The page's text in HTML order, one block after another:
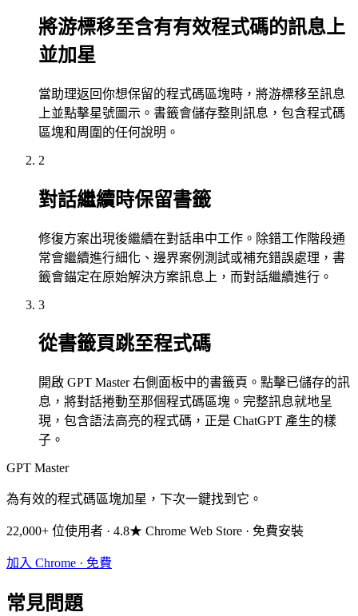
將游標移至含有有效程式碼的訊息上
並加星
當助理返回你想保留的程式碼區塊時，將游標移至訊息
上並點擊星號圖示。書籤會儲存整則訊息，包含程式碼
區塊和周圍的任何說明。
2
對話繼續時保留書籤
修復方案出現後繼續在對話串中工作。除錯工作階段通
常會繼續進行細化、邊界案例測試或補充錯誤處理，書
籤會錨定在原始解決方案訊息上，而對話繼續進行。
3
從書籤頁跳至程式碼
開啟 GPT Master 右側面板中的書籤頁。點擊已儲存的訊
息，將對話捲動至那個程式碼區塊。完整訊息就地呈
現，包含語法高亮的程式碼，正是 ChatGPT 產生的樣
子。
GPT Master
為有效的程式碼區塊加星，下次一鍵找到它。
22,000+ 位使用者 · 4.8★ Chrome Web Store · 免費安裝
加入 Chrome · 免費
常見問題